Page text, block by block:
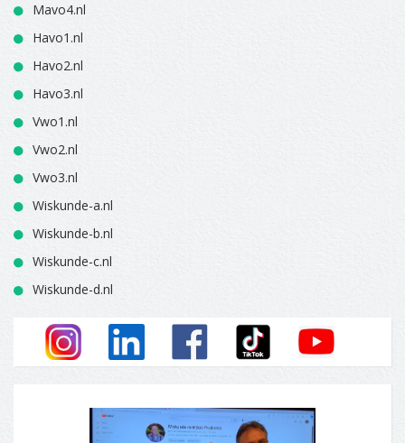
Mavo4.nl
Havo1.nl
Havo2.nl
Havo3.nl
Vwo1.nl
Vwo2.nl
Vwo3.nl
Wiskunde-a.nl
Wiskunde-b.nl
Wiskunde-c.nl
Wiskunde-d.nl